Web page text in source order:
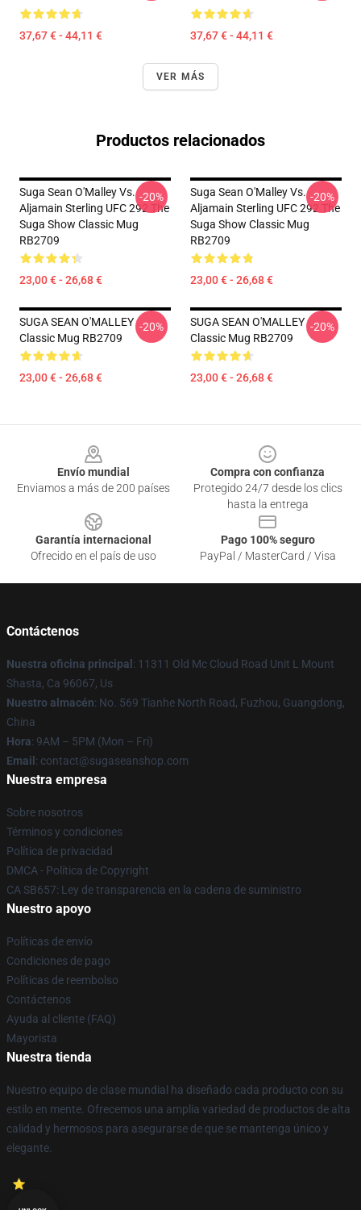
37,67 € - 44,11 € 37,67 € - 44,11 €
VER MÁS
Productos relacionados
Suga Sean O'Malley Vs.
Aljamain Sterling UFC 292 The
Suga Show Classic Mug
RB2709
23,00 € - 26,68 €
-20%
Suga Sean O'Malley Vs.
Aljamain Sterling UFC 292 The
Suga Show Classic Mug
RB2709
23,00 € - 26,68 €
-20%
SUGA SEAN O'MALLEY
Classic Mug RB2709
23,00 € - 26,68 €
-20%
SUGA SEAN O'MALLEY
Classic Mug RB2709
23,00 € - 26,68 €
-20%
Envío mundial
Enviamos a más de 200 países
Compra con confianza
Protegido 24/7 desde los clics
hasta la entrega
Garantía internacional
Ofrecido en el país de uso
Pago 100% seguro
PayPal / MasterCard / Visa
Contáctenos
Nuestra oficina principal : 11311 Old Mc Cloud Road Unit L Mount
Shasta, Ca 96067, Us
Nuestro almacén: No. 569 Tianhe North Road, Fuzhou, Guangdong,
China
Hora: 9AM – 5PM (Mon – Fri)
Email : contact@sugaseanshop.com
Nuestra empresa
Sobre nosotros
Términos y condiciones
Política de privacidad
DMCA - Política de Copyright
CA SB657: Ley de transparencia en la cadena de suministro
Nuestro apoyo
Políticas de envío
Condiciones de pago
Políticas de reembolso
Contáctenos
Ayuda al cliente (FAQ)
Mayorista
Nuestra tienda
Nuestro equipo de clase mundial ha diseñado cada producto con su
estilo en mente. Ofrecemos una amplia variedad de productos de alta
calidad y hermosos para asegurarse de que se mantenga único y
elegante.